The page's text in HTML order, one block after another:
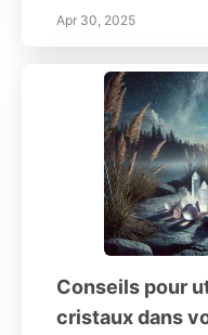
Apr 30, 2025
Conseils pour
cristaux dans